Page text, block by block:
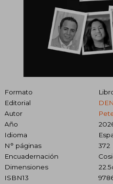
Formato
Editorial
Autor
Año
Idioma
N° páginas
372
Encuadernación
Dimensiones
ISBN13